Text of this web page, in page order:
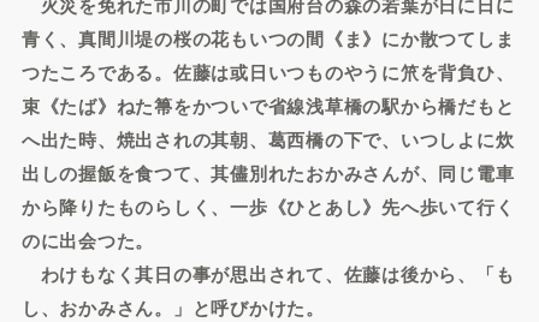
青く、真間川堤の桜の花もいつの間《ま》にか散つてしま
つたころである。佐藤は或日いつものやうに笊を背負ひ、
束《たば》ねた箒をかついで省線浅草橋の駅から橋だもと
へ出た時、焼出されの其朝、葛西橋の下で、いつしよに炊
出しの握飯を食つて、其儘別れたおかみさんが、同じ電車
から降りたものらしく、一歩《ひとあし》先へ歩いて行く
のに出会つた。
わけもなく其日の事が思出されて、佐藤は後から、「も
し、おかみさん。」と呼びかけた。